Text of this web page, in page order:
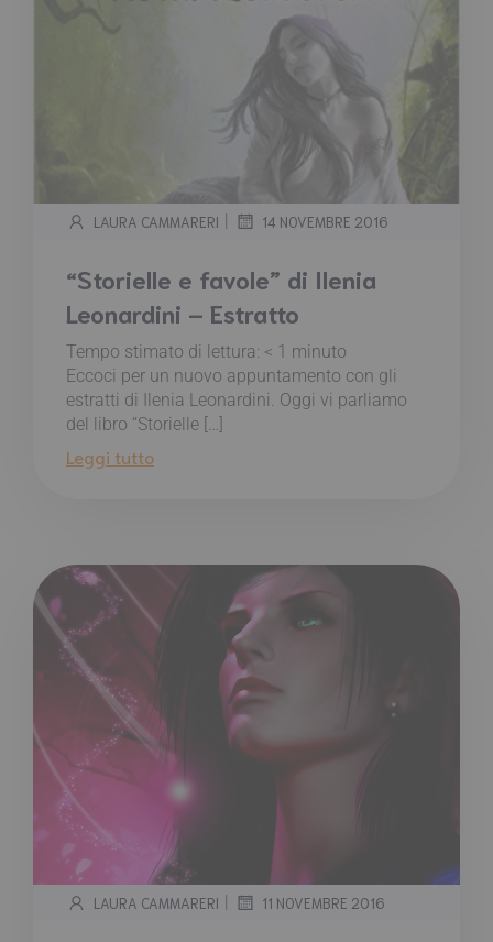
LAURA CAMMARERI | 14 NOVEMBRE 2016
“Storielle e favole” di Ilenia
Leonardini – Estratto
Tempo stimato di lettura: < 1 minuto
Eccoci per un nuovo appuntamento con gli
estratti di Ilenia Leonardini. Oggi vi parliamo
del libro “Storielle […]
Leggi tutto
LAURA CAMMARERI | 11 NOVEMBRE 2016